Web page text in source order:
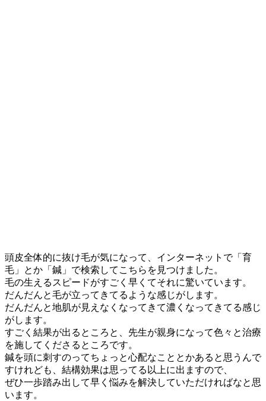
頭皮全体的に抜け毛が気になって、インターネットで「育
毛」とか「鍼」で検索してこちらを見つけました。
毛の生えるスピードがすごく早くてそれに驚いています。
だんだんと毛が立ってきてるような感じがします。
だんだんと地肌が見えなくなってきて濃くなってきてる感じ
がします。
すごく結果が出るところと、先生が親身になって色々と治療
を施してくださるところです。
鍼を頭に刺すのってちょっと心配なこととかあると思うんで
すけれども、結構効果は思ってる以上に出ますので、
ぜひ一歩踏み出して早く悩みを解決していただければなと思
います。